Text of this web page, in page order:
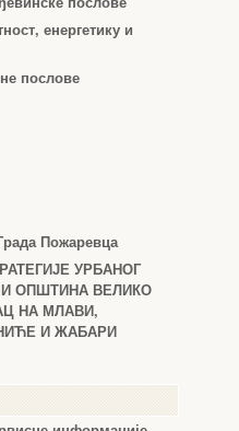
енергетику и
послове
Пожаревца
УРБАНОГ
ОПШТИНА ВЕЛИКО
НА МЛАВИ,
И ЖАБАРИ